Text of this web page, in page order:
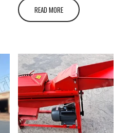
READ MORE